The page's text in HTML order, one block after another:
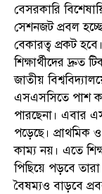
বেসরকারি
সেশনজট প্রবল
বেকারত্ব প্রকট
শিক্ষার্থীদের দ্রুত
জাতীয়
এসএসসিতে পাশ
পারছেনা। এবার
পড়েছে। প্রাথমিক
কাম্য নয়। এতে
পিছিয়ে পড়বে তারা
বৈষম্যও বাড়বে